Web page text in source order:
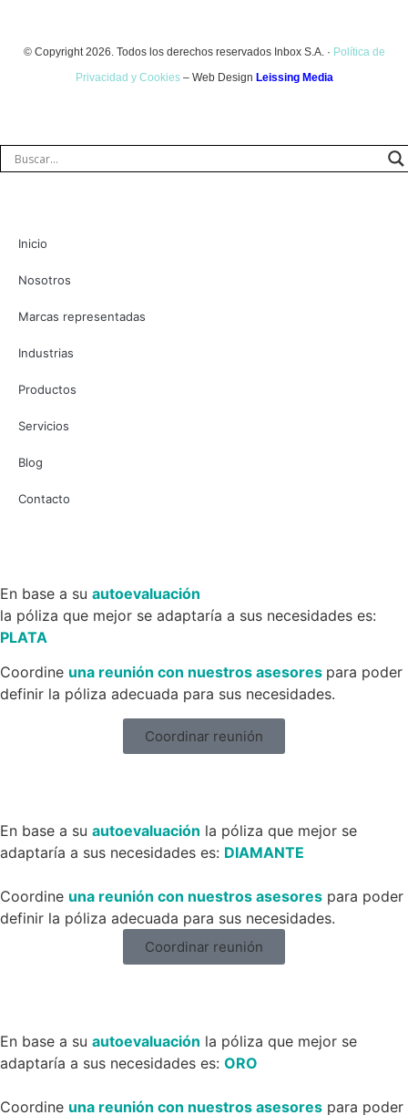
© Copyright 2026. Todos los derechos reservados Inbox S.A. · Política de
Privacidad y Cookies– Web Design Leissing Media
Inicio
Nosotros
Marcas representadas
Industrias
Productos
Servicios
Blog
Contacto
En base a su autoevaluación
la póliza que mejor se adaptaría a sus necesidades es:
PLATA
Coordine una reunión con nuestros asesores para poder
definir la póliza adecuada para sus necesidades.
Coordinar reunión
En base a su autoevaluación la póliza que mejor se
adaptaría a sus necesidades es: DIAMANTE
Coordine una reunión con nuestros asesores para poder
definir la póliza adecuada para sus necesidades.
Coordinar reunión
En base a su autoevaluación la póliza que mejor se
adaptaría a sus necesidades es: ORO
Coordine una reunión con nuestros asesores para poder